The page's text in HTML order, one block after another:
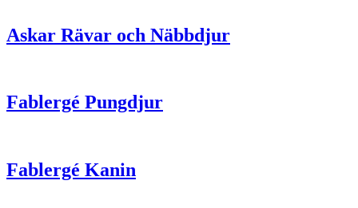
Askar Rävar och Näbbdjur
Fablergé Pungdjur
Fablergé Kanin